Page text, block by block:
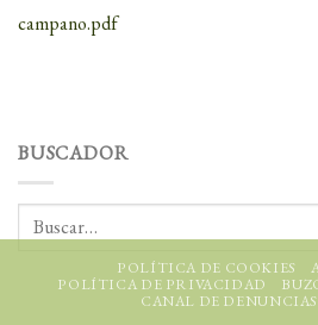
campano.pdf
BUSCADOR
POLÍTICA DE COOKIES
POLÍTICA DE PRIVACIDAD
CANAL DE